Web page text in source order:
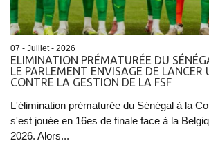
07 - Juillet - 2026
ELIMINATION PRÉMATURÉE DU
LE PARLEMENT ENVISAGE DE LANCER
CONTRE LA GESTION DE LA FSF
L'élimination prématurée du Sénégal à la
s'est jouée en 16es de finale face à la
2026. Alors...